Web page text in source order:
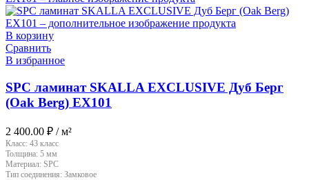
В корзину
Сравнить
В избранное
SPC ламинат SKALLA EXCLUSIVE Дуб Берг
(Oak Berg) EX101
2 400.00 ₽ / м²
Класс: 43 класс
Толщина: 5 мм
Материал: SPC
Тип соединения: Замковое